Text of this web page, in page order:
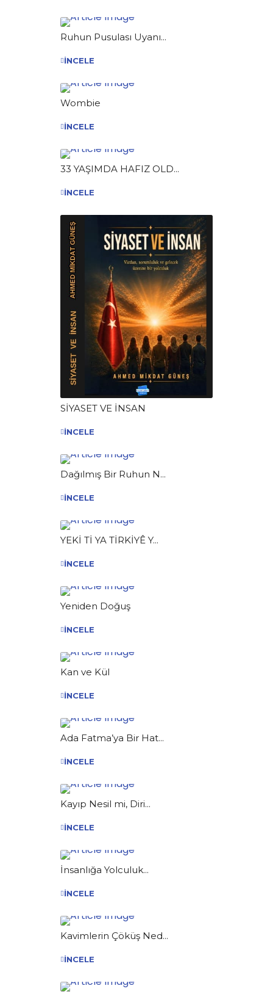
Ruhun Pusulası Uyanı...
İNCELE
Wombie
İNCELE
33 YAŞIMDA HAFIZ OLD...
İNCELE
SİYASET VE İNSAN
İNCELE
Dağılmış Bir Ruhun N...
İNCELE
YEKİ Tİ YA TİRKİYÊ Y...
İNCELE
Yeniden Doğuş
İNCELE
Kan ve Kül
İNCELE
Ada Fatma’ya Bir Hat...
İNCELE
Kayıp Nesil mi, Diri...
İNCELE
İnsanlığa Yolculuk...
İNCELE
Kavimlerin Çöküş Ned...
İNCELE